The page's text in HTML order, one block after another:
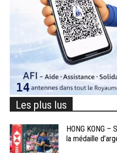
Les plus lus
HONG KONG –
la médaille